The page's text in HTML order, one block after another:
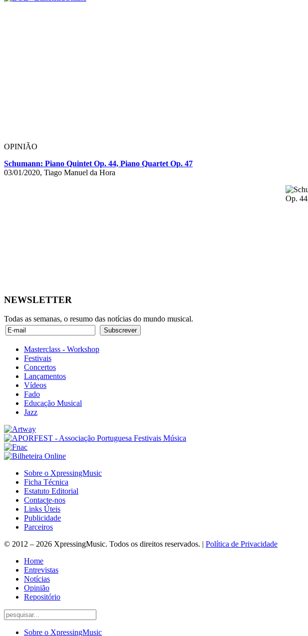
OPINIÃO
Schumann: Piano Quintet Op. 44, Piano Quartet Op. 47
03/01/2020, Tiago Manuel da Hora
NEWSLETTER
Todas as semanas, o resumo das notícias do mundo musical.
Masterclass - Workshop
Festivais
Concertos
Lançamentos
Vídeos
Fado
Educação Musical
Jazz
Sobre o XpressingMusic
Ficha Técnica
Estatuto Editorial
Contacte-nos
Links Úteis
Publicidade
Parceiros
© 2012 – 2026 XpressingMusic. Todos os direitos reservados. | Política de Privacidade
Home
Entrevistas
Notícias
Opinião
Repositório
Sobre o XpressingMusic